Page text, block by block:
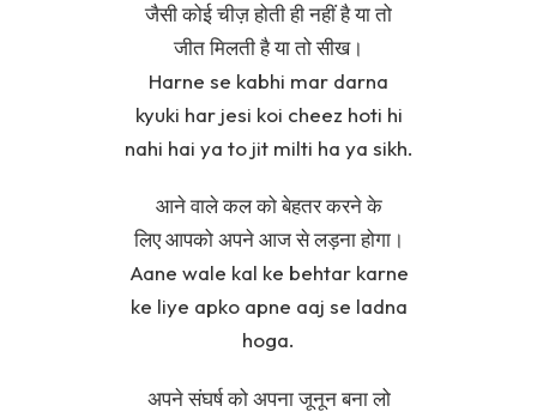
जैसी कोई चीज़ होती ही नहीं है या तो
जीत मिलती है या तो सीख।
Harne se kabhi mar darna
kyuki har jesi koi cheez hoti hi
nahi hai ya to jit milti ha ya sikh.
आने वाले कल को बेहतर करने के
लिए आपको अपने आज से लड़ना होगा।
Aane wale kal ke behtar karne
ke liye apko apne aaj se ladna
hoga.
अपने संघर्ष को अपना जूनून बना लो